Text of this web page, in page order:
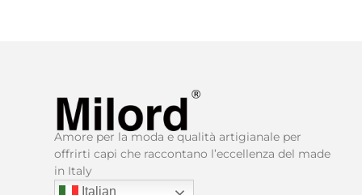
Amore per la moda e qualità artigianale per
offrirti capi che raccontano l’eccellenza del made
in Italy​
Italian